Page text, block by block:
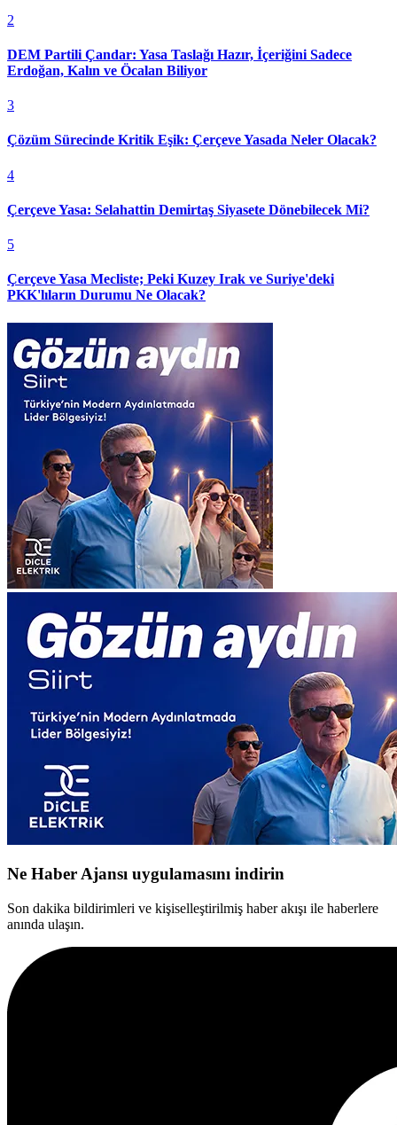
2
DEM Partili Çandar: Yasa Taslağı Hazır, İçeriğini Sadece
Erdoğan, Kalın ve Öcalan Biliyor
3
Çözüm Sürecinde Kritik Eşik: Çerçeve Yasada Neler Olacak?
4
Çerçeve Yasa: Selahattin Demirtaş Siyasete Dönebilecek Mi?
5
Çerçeve Yasa Mecliste; Peki Kuzey Irak ve Suriye'deki
PKK'lıların Durumu Ne Olacak?
Ne Haber Ajansı uygulamasını indirin
Son dakika bildirimleri ve kişiselleştirilmiş haber akışı ile haberlere
anında ulaşın.